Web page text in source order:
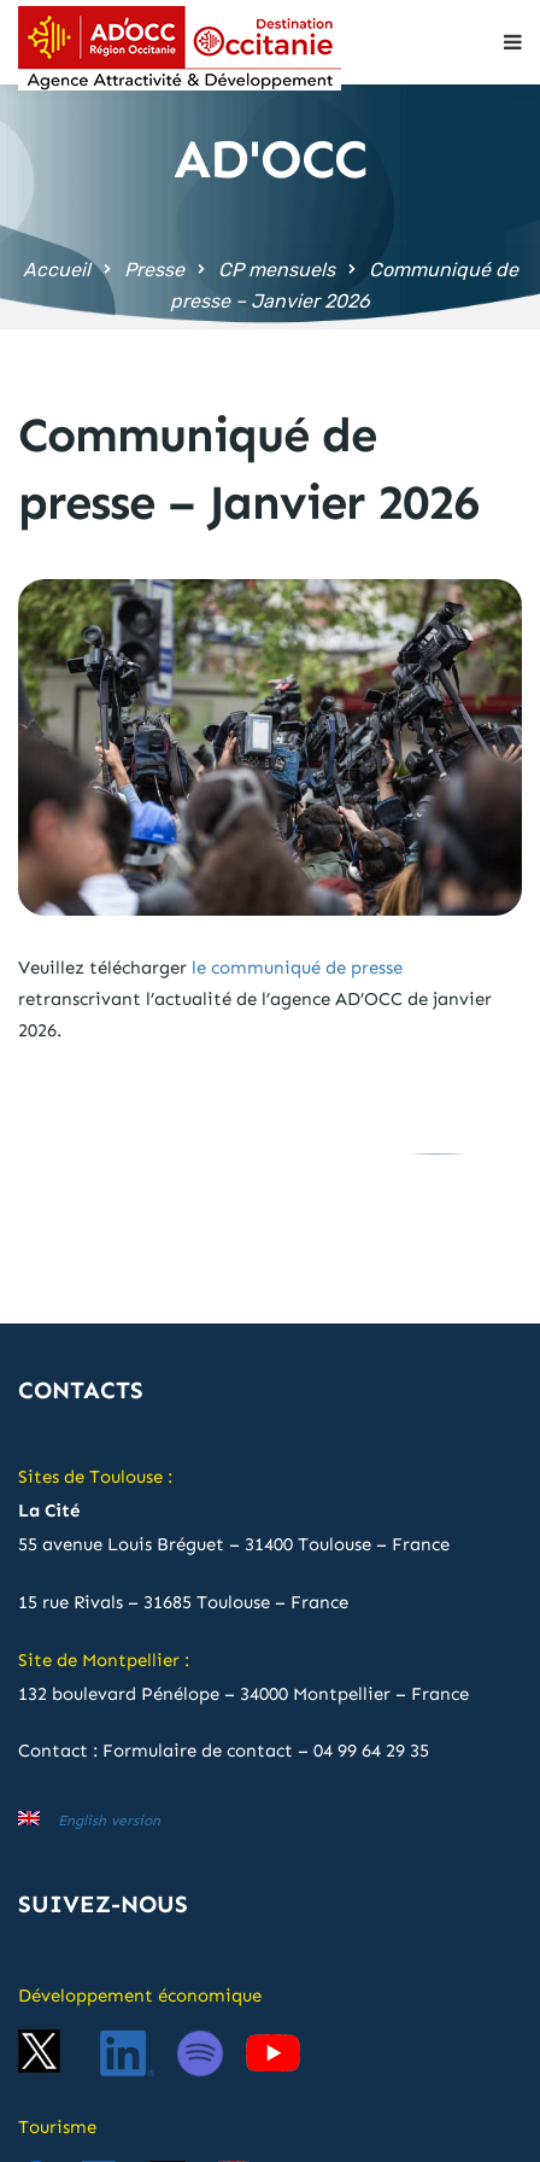
principal
AD'OCC
Accueil Presse CP mensuels
Communiqué de
presse – Janvier 2026
Communiqué de
presse – Janvier 2026
Veuillez télécharger le communiqué de presse
retranscrivant l’actualité de l’agence AD’OCC de janvier
2026.
CONTACTS
Sites de Toulouse :
La Cité
55 avenue Louis Bréguet – 31400 Toulouse – France
15 rue Rivals – 31685 Toulouse – France
Site de Montpellier :
132 boulevard Pénélope – 34000 Montpellier – France
Contact : Formulaire de contact – 04 99 64 29 35
English version
SUIVEZ-NOUS
Développement économique
Tourisme